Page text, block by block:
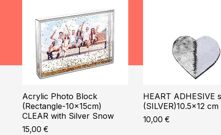
Acrylic Photo Block
(Rectangle-10x15cm)
CLEAR with Silver Snow
15,00 €
HEART ADHESIVE
(SILVER)10.5×12 cm
10,00 €